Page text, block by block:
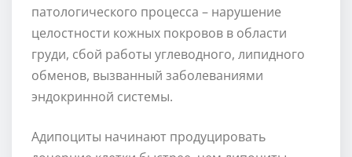
патологического процесса – нарушение
целостности кожных покровов в области
груди, сбой работы углеводного, липидного
обменов, вызванный заболеваниями
эндокринной системы.
Адипоциты начинают продуцировать